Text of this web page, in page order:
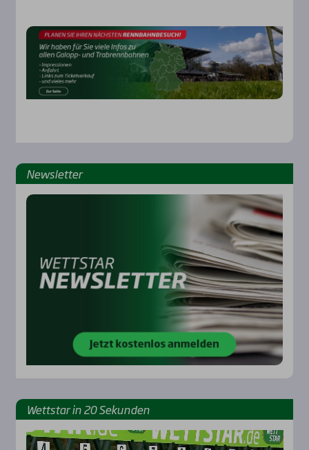
News­let­ter
Wett­star in 20 Sekun­den